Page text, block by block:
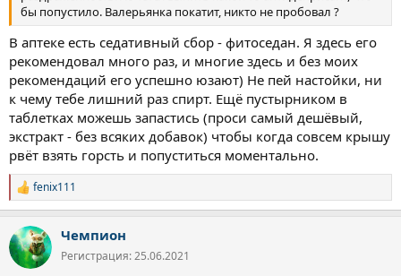
бы попустило. Валерьянка покатит, никто не пробовал ?
В аптеке есть седативный сбор - фитоседан. Я здесь его
рекомендовал много раз, и многие здесь и без моих
рекомендаций его успешно юзают) Не пей настойки, ни
к чему тебе лишний раз спирт. Ещё пустырником в
таблетках можешь запастись (проси самый дешёвый,
экстракт - без всяких добавок) чтобы когда совсем крышу
рвёт взять горсть и попуститься моментально.
Р
е
к
ц
и
fenix111
Чемпион
Регистрация: 25.06.2021